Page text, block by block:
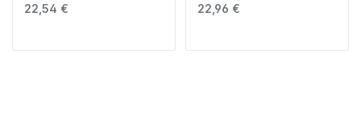
Regulärer Preis:
22,54 €
Regulärer Preis:
22,96 €